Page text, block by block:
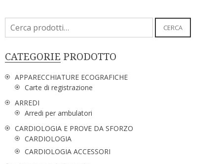
Cerca: CERCA
CATEGORIE PRODOTTO
APPARECCHIATURE ECOGRAFICHE
Carte di registrazione
ARREDI
Arredi per ambulatori
CARDIOLOGIA E PROVE DA SFORZO
CARDIOLOGIA
CARDIOLOGIA ACCESSORI